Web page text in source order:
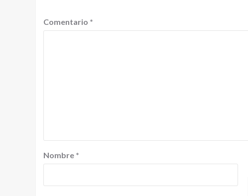
Comentario *
Nombre *